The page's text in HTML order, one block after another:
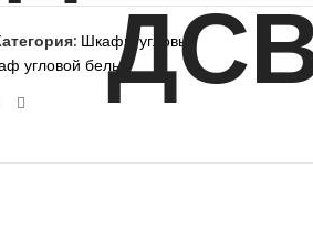
Шкафы угловые
угловой белый